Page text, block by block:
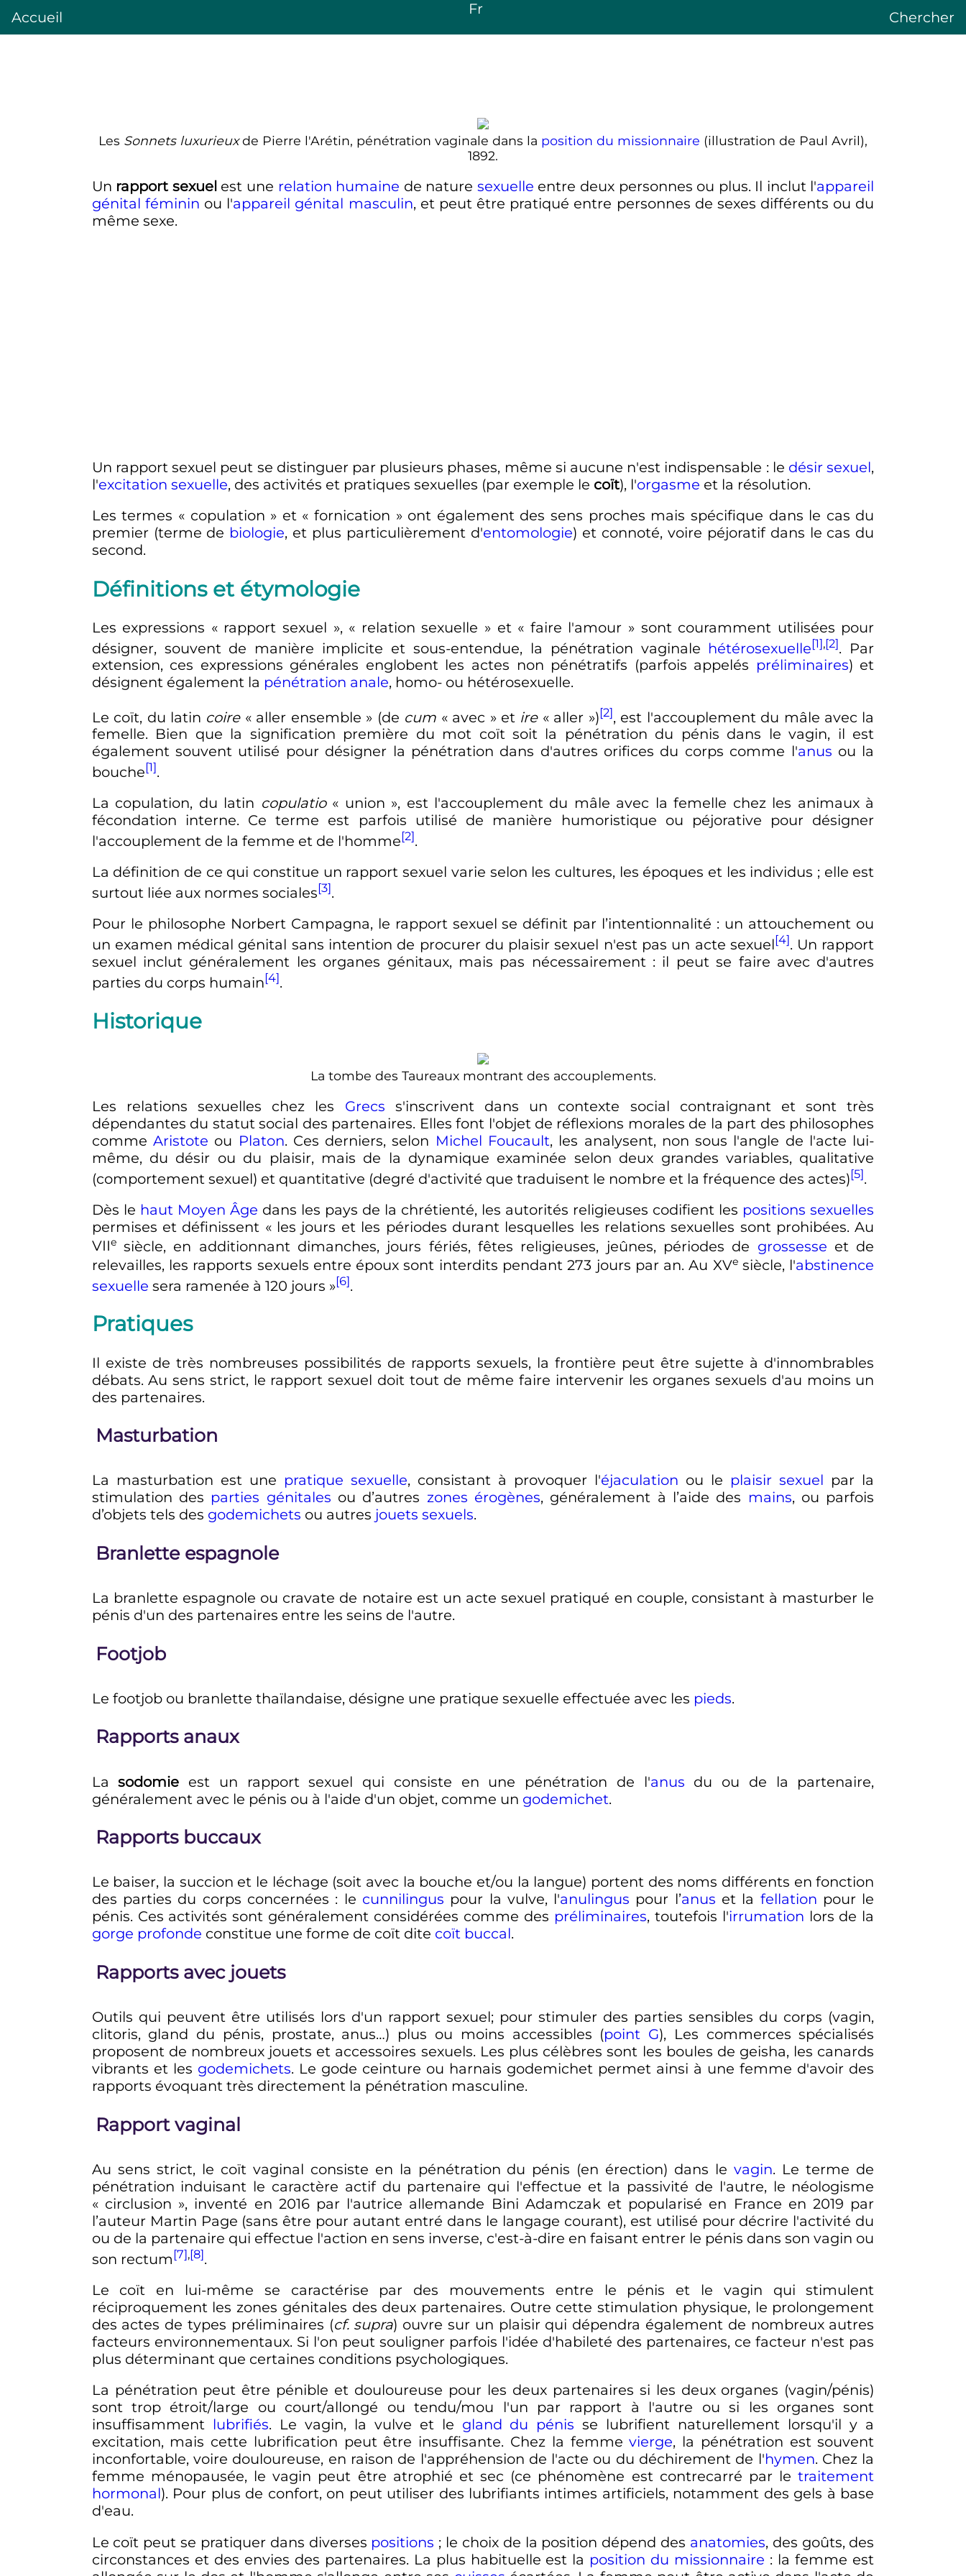
Accueil Fr Chercher
Les Sonnets luxurieuxde Pierre l'Arétin, pénétration vaginale dans la position du missionnaire (illustration de Paul Avril),
1892.
Un rapport sexuel est une relation humaine de nature sexuelle entre deux personnes ou plus. Il inclut l'appareil
génital féminin ou l'appareil génital masculin, et peut être pratiqué entre personnes de sexes différents ou du
même sexe.
Un rapport sexuel peut se distinguer par plusieurs phases, même si aucune n'est indispensable : le désir sexuel,
l'excitation sexuelle, des activités et pratiques sexuelles (par exemple le coït), l'orgasme et la résolution.
Les termes « copulation » et « fornication » ont également des sens proches mais spécifique dans le cas du
premier (terme de biologie, et plus particulièrement d'entomologie) et connoté, voire péjoratifdans le cas du
second.
Définitions et étymologie
Les expressions « rapport sexuel », « relation sexuelle » et « faire l'amour » sont couramment utilisées pour
désigner, souvent de manière implicite et sous-entendue, la pénétration vaginale hétérosexuelle[1],[2]. Par
extension, ces expressions générales englobent les actes non pénétratifs (parfois appelés préliminaires) et
désignent également la pénétration anale, homo- ou hétérosexuelle.
Le coït, du latin coire« aller ensemble » (de cum « avec » et ire« aller »)[2], est l'accouplement du mâle avec la
femelle. Bien que la signification première du mot coït soit la pénétration du pénis dans le vagin, il est
également souvent utilisé pour désigner la pénétration dans d'autres orifices du corps comme l'anus ou la
bouche[1].
La copulation, du latin copulatio« union », est l'accouplement du mâle avec la femelle chez les animaux à
fécondation interne. Ce terme est parfois utilisé de manière humoristique ou péjorative pour désigner
l'accouplement de la femme et de l'homme[2].
La définition de ce qui constitue un rapport sexuel varie selon les cultures, les époques et les individus ; elle est
surtout liée aux normes sociales[3].
Pour le philosophe Norbert Campagna, le rapport sexuel se définit par l’intentionnalité : un attouchement ou
un examen médical génital sans intention de procurer du plaisir sexuel n'est pas un acte sexuel[4]. Un rapport
sexuel inclut généralement les organes génitaux, mais pas nécessairement : il peut se faire avec d'autres
parties du corps humain[4].
Historique
La tombe des Taureaux montrant des accouplements.
Les relations sexuelles chez les Grecs s'inscrivent dans un contexte social contraignant et sont très
dépendantes du statut social des partenaires. Elles font l'objet de réflexions morales de la part des philosophes
comme Aristote ou Platon. Ces derniers, selon Michel Foucault, les analysent, non sous l'angle de l'acte lui-
même, du désir ou du plaisir, mais de la dynamique examinée selon deux grandes variables, qualitative
(comportement sexuel) et quantitative (degré d'activité que traduisent le nombre et la fréquence des actes)[5].
Dès le haut Moyen Âge dans les pays de la chrétienté, les autorités religieuses codifient les positions sexuelles
permises et définissent « les jours et les périodes durant lesquelles les relations sexuelles sont prohibées. Au
VIIesiècle, en additionnant dimanches, jours fériés, fêtes religieuses, jeûnes, périodes de grossesse et de
relevailles, les rapports sexuels entre époux sont interdits pendant 273 jours par an. Au XVesiècle, l'abstinence
sexuelle sera ramenée à 120 jours »[6].
Pratiques
Il existe de très nombreuses possibilités de rapports sexuels, la frontière peut être sujette à d'innombrables
débats. Au sens strict, le rapport sexuel doit tout de même faire intervenir les organes sexuels d'au moins un
des partenaires.
Masturbation
La masturbation est une pratique sexuelle, consistant à provoquer l'éjaculation ou le plaisir sexuel par la
stimulation des parties génitales ou d’autres zones érogènes, généralement à l’aide des mains, ou parfois
d’objets tels des godemichets ou autres jouets sexuels.
Branlette espagnole
La branlette espagnole ou cravate de notaire est un acte sexuel pratiqué en couple, consistant à masturber le
pénis d'un des partenaires entre les seins de l'autre.
Footjob
Le footjobou branlette thaïlandaise, désigne une pratique sexuelle effectuée avec les pieds.
Rapports anaux
Lasodomie est un rapport sexuel qui consiste en une pénétration de l'anus du ou de la partenaire,
généralement avec le pénis ou à l'aide d'un objet, comme un godemichet.
Rapports buccaux
Le baiser, la succion et le léchage (soit avec la bouche et/ou la langue) portent des noms différents en fonction
des parties du corps concernées : le cunnilingus pour la vulve, l'anulingus pour l’anus et la fellation pour le
pénis. Ces activités sont généralement considérées comme des préliminaires, toutefois l'irrumation lors de la
gorge profonde constitue une forme de coït dite coït buccal.
Rapports avec jouets
Outils qui peuvent être utilisés lors d'un rapport sexuel; pour stimuler des parties sensibles du corps (vagin,
clitoris, gland du pénis, prostate, anus…) plus ou moins accessibles (point G), Les commerces spécialisés
proposent de nombreux jouets et accessoires sexuels. Les plus célèbres sont les boules de geisha, les canards
vibrants et les godemichets. Le gode ceinture ou harnais godemichet permet ainsi à une femme d'avoir des
rapports évoquant très directement la pénétration masculine.
Rapport vaginal
Au sens strict, le coït vaginal consiste en la pénétration du pénis (en érection) dans levagin. Le terme de
pénétration induisant le caractère actif du partenaire qui l'effectue et la passivité de l'autre, le néologisme
« circlusion », inventé en 2016 par l'autrice allemande Bini Adamczak et popularisé en France en 2019 par
l’auteur Martin Page (sans être pour autant entré dans le langage courant), est utilisé pour décrire l'activité du
ou de la partenaire qui effectue l'action en sens inverse, c'est-à-dire en faisant entrer le pénis dans son vagin ou
son rectum[7],[8].
Le coït en lui-même se caractérise par des mouvements entre le pénis et le vagin qui stimulent
réciproquement les zones génitales des deux partenaires. Outre cette stimulation physique, le prolongement
des actes de types préliminaires (cf. supra) ouvre sur un plaisir qui dépendra également de nombreux autres
facteurs environnementaux. Si l'on peut souligner parfois l'idée d'habileté des partenaires, ce facteur n'est pas
plus déterminant que certaines conditions psychologiques.
La pénétration peut être pénible et douloureuse pour les deux partenaires si les deux organes (vagin/pénis)
sont trop étroit/large ou court/allongé ou tendu/mou l'un par rapport à l'autre ou si les organes sont
insuffisamment lubrifiés. Le vagin, la vulve et le gland du pénis se lubrifient naturellement lorsqu'il y a
excitation, mais cette lubrification peut être insuffisante. Chez la femmevierge, la pénétration est souvent
inconfortable, voire douloureuse, en raison de l'appréhension de l'acte ou du déchirement de l'hymen. Chez la
femme ménopausée, le vagin peut être atrophié et sec (ce phénomène est contrecarré par letraitement
hormonal). Pour plus de confort, on peut utiliser des lubrifiants intimes artificiels, notamment des gels à base
d'eau.
Le coït peut se pratiquer dans diverses positions ; le choix de la position dépend des anatomies, des goûts, des
circonstances et des envies des partenaires. La plus habituelle est la position du missionnaire : la femme est